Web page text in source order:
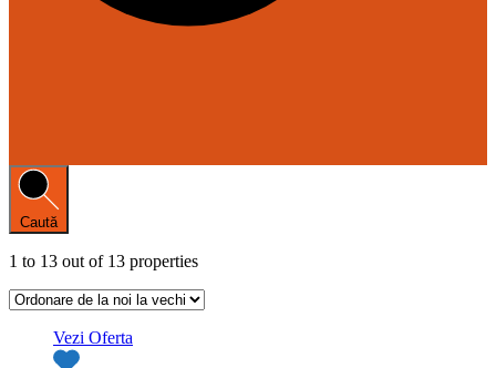
Caută
1 to 13 out of 13 properties
Vezi Oferta